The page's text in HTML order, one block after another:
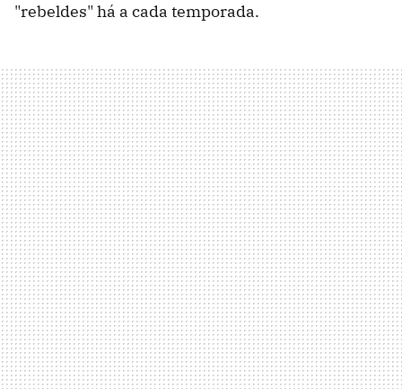
"rebeldes" há a cada temporada.